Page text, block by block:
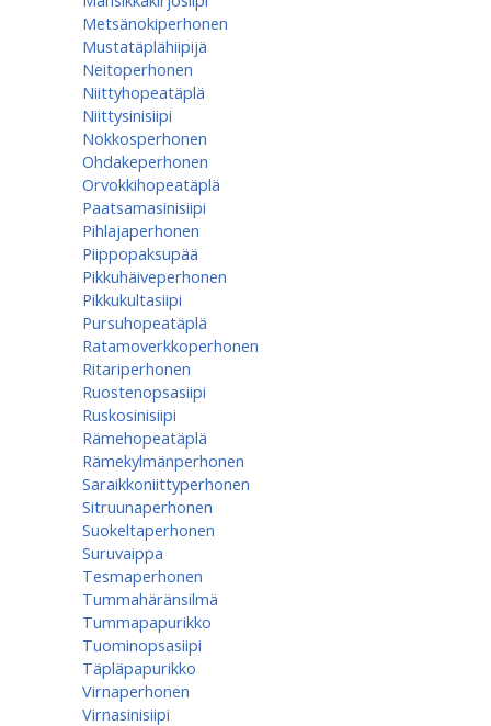
Metsänokiperhonen
Mustatäplähiipijä
Neitoperhonen
Niittyhopeatäplä
Niittysinisiipi
Nokkosperhonen
Ohdakeperhonen
Orvokkihopeatäplä
Paatsamasinisiipi
Pihlajaperhonen
Piippopaksupää
Pikkuhäiveperhonen
Pikkukultasiipi
Pursuhopeatäplä
Ratamoverkkoperhonen
Ritariperhonen
Ruostenopsasiipi
Ruskosinisiipi
Rämehopeatäplä
Rämekylmänperhonen
Saraikkoniittyperhonen
Sitruunaperhonen
Suokeltaperhonen
Suruvaippa
Tesmaperhonen
Tummahäränsilmä
Tummapapurikko
Tuominopsasiipi
Täpläpapurikko
Virnaperhonen
Virnasinisiipi